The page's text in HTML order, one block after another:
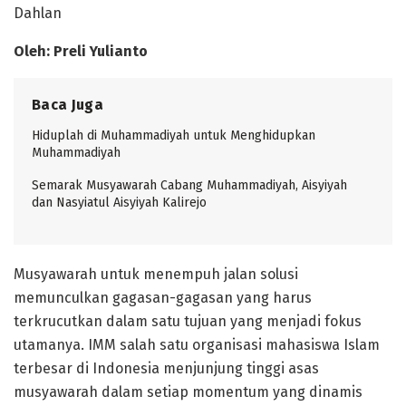
Dahlan
Oleh: Preli Yulianto
Baca Juga
Hiduplah di Muhammadiyah untuk Menghidupkan
Muhammadiyah
Semarak Musyawarah Cabang Muhammadiyah, Aisyiyah
dan Nasyiatul Aisyiyah Kalirejo
Musyawarah untuk menempuh jalan solusi
memunculkan gagasan-gagasan yang harus
terkrucutkan dalam satu tujuan yang menjadi fokus
utamanya. IMM salah satu organisasi mahasiswa Islam
terbesar di Indonesia menjunjung tinggi asas
musyawarah dalam setiap momentum yang dinamis